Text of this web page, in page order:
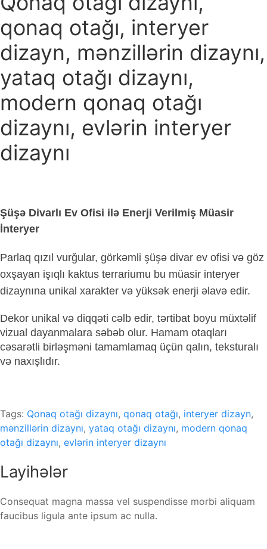
qonaq otağı, interyer
dizayn, mənzillərin dizaynı,
yataq otağı dizaynı,
modern qonaq otağı
dizaynı, evlərin interyer
dizaynı
Şüşə Divarlı Ev Ofisi ilə Enerji Verilmiş Müasir
İnteryer
Parlaq qızıl vurğular, görkəmli şüşə divar ev ofisi və göz
oxşayan işıqlı kaktus terrariumu bu müasir interyer
dizaynına unikal xarakter və yüksək enerji əlavə edir.
Dekor unikal və diqqəti cəlb edir, tərtibat boyu müxtəlif
vizual dayanmalara səbəb olur. Hamam otaqları
cəsarətli birləşməni tamamlamaq üçün qalın, teksturalı
və naxışlıdır.
Tags: Qonaq otağı dizaynı, qonaq otağı, interyer dizayn,
mənzillərin dizaynı, yataq otağı dizaynı, modern qonaq
otağı dizaynı, evlərin interyer dizaynı
Layihələr
Consequat magna massa vel suspendisse morbi aliquam
faucibus ligula ante ipsum ac nulla.